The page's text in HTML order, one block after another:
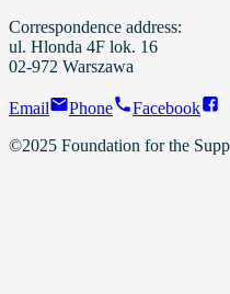
Correspondence address:
ul. Hlonda 4F lok. 16
02-972 Warszawa
Email Phone
Facebook
©2025 Foundation for the